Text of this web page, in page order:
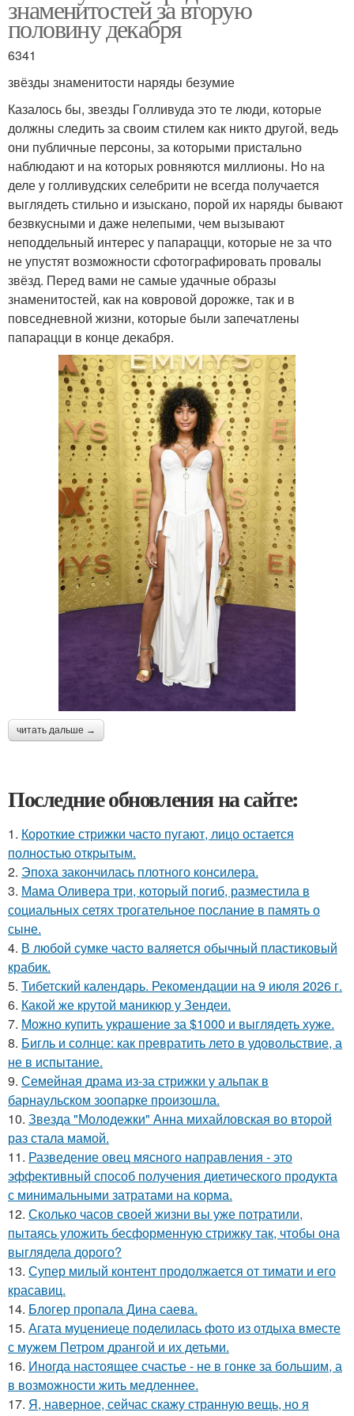
знаменитостей за вторую
половину декабря
6341
звёзды знаменитости наряды безумие
Казалось бы, звезды Голливуда это те люди, которые
должны следить за своим стилем как никто другой, ведь
они публичные персоны, за которыми пристально
наблюдают и на которых ровняются миллионы. Но на
деле у голливудских селебрити не всегда получается
выглядеть стильно и изыскано, порой их наряды бывают
безвкусными и даже нелепыми, чем вызывают
неподдельный интерес у папарацци, которые не за что
не упустят возможности сфотографировать провалы
звёзд. Перед вами не самые удачные образы
знаменитостей, как на ковровой дорожке, так и в
повседневной жизни, которые были запечатлены
папарацци в конце декабря.
читать дальше →
Последние обновления на сайте:
1. Короткие стрижки часто пугают, лицо остается
полностью открытым.
2. Эпоха закончилась плотного консилера.
3. Мама Оливера три, который погиб, разместила в
социальных сетях трогательное послание в память о
сыне.
4. В любой сумке часто валяется обычный пластиковый
крабик.
5. Тибетский календарь. Рекомендации на 9 июля 2026 г.
6. Какой же крутой маникюр у Зендеи.
7. Можно купить украшение за $1000 и выглядеть хуже.
8. Бигль и солнце: как превратить лето в удовольствие, а
не в испытание.
9. Семейная драма из-за стрижки у альпак в
барнаульском зоопарке произошла.
10. Звезда "Молодежки" Анна михайловская во второй
раз стала мамой.
11. Разведение овец мясного направления - это
эффективный способ получения диетического продукта
с минимальными затратами на корма.
12. Сколько часов своей жизни вы уже потратили,
пытаясь уложить бесформенную стрижку так, чтобы она
выглядела дорого?
13. Супер милый контент продолжается от тимати и его
красавиц.
14. Блогер пропала Дина саева.
15. Агата муцениеце поделилась фото из отдыха вместе
с мужем Петром дрангой и их детьми.
16. Иногда настоящее счастье - не в гонке за большим, а
в возможности жить медленнее.
17. Я, наверное, сейчас скажу странную вещь, но я